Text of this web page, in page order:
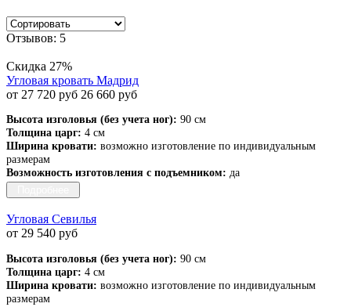
Отзывов: 5
Скидка 27%
Угловая кровать Мадрид
от 27 720 руб 26 660 руб
Высота изголовья (без учета ног): 90 см
Толщина царг: 4 см
Ширина кровати: возможно изготовление по индивидуальным
размерам
Возможность изготовления с подъемником: да
Угловая Севилья
от 29 540 руб
Высота изголовья (без учета ног): 90 см
Толщина царг: 4 см
Ширина кровати: возможно изготовление по индивидуальным
размерам